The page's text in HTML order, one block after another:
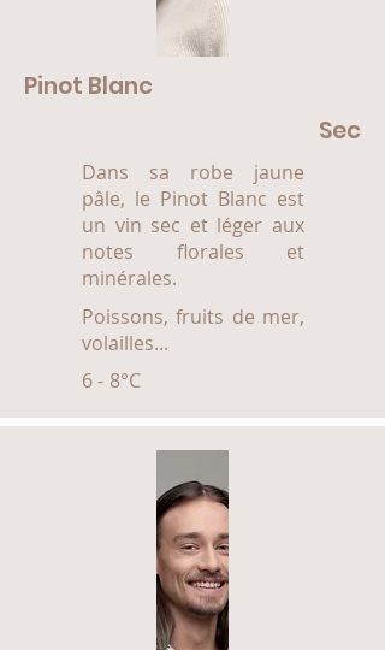
Pinot Blanc
Sec
Dans sa robe jaune
pâle, le Pinot Blanc est
un vin sec et léger aux
notes florales et
minérales.
Poissons, fruits de mer,
volailles...
6 - 8°C